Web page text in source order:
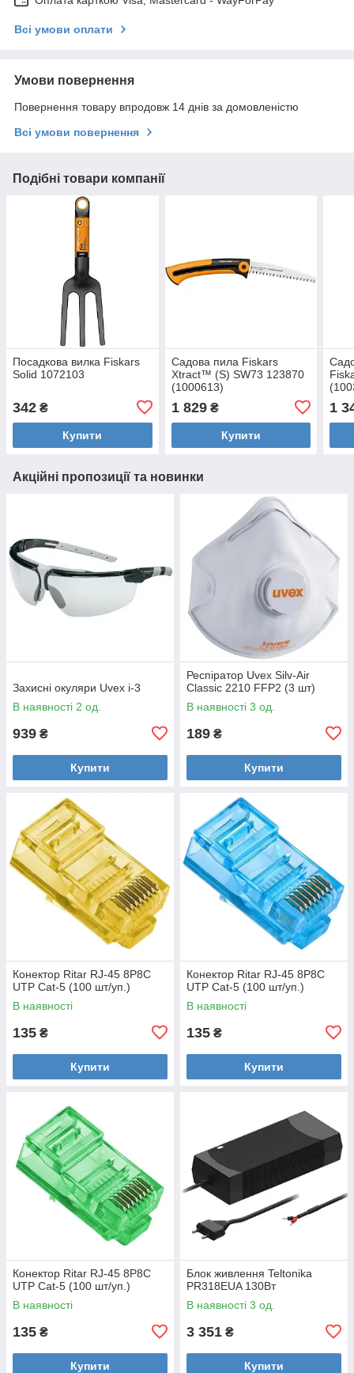
Всі умови оплати
Умови повернення
Повернення товару впродовж 14 днів за домовленістю
Всі умови повернення
Подібні товари компанії
Посадкова вилка Fiskars
Solid 1072103
342 ₴
Купити
Садова пила Fiskars
Xtract™ (S) SW73 123870
(1000613)
1 829₴
Купити
1
Акційні пропозиції та новинки
Захисні окуляри Uvex i-3
В наявності 2 од.
939 ₴
Купити
Респіратор Uvex Silv-Air
Classic 2210 FFP2 (3 шт)
В наявності 3 од.
189 ₴
Купити
Конектор Ritar RJ-45 8P8C
UTP Cat-5 (100 шт/уп.)
В наявності
135 ₴
Купити
Конектор Ritar RJ-45 8P8C
UTP Cat-5 (100 шт/уп.)
В наявності
135 ₴
Купити
Конектор Ritar RJ-45 8P8C
UTP Cat-5 (100 шт/уп.)
В наявності
135 ₴
Купити
Блок живлення Teltonika
PR318EUA 130Вт
В наявності 3 од.
3 351 ₴
Купити